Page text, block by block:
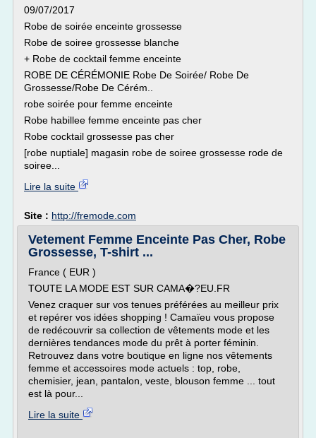
09/07/2017
Robe de soirée enceinte grossesse
Robe de soiree grossesse blanche
+ Robe de cocktail femme enceinte
ROBE DE CÉRÉMONIE Robe De Soirée/ Robe De
Grossesse/Robe De Cérém..
robe soirée pour femme enceinte
Robe habillee femme enceinte pas cher
Robe cocktail grossesse pas cher
[robe nuptiale] magasin robe de soiree grossesse rode de
soiree...
Lire la suite
Site : http://fremode.com
Vetement Femme Enceinte Pas Cher, Robe
Grossesse, T-shirt ...
France ( EUR )
TOUTE LA MODE EST SUR CAMA�?EU.FR
Venez craquer sur vos tenues préférées au meilleur prix
et repérer vos idées shopping ! Camaïeu vous propose
de redécouvrir sa collection de vêtements mode et les
dernières tendances mode du prêt à porter féminin.
Retrouvez dans votre boutique en ligne nos vêtements
femme et accessoires mode actuels : top, robe,
chemisier, jean, pantalon, veste, blouson femme ... tout
est là pour...
Lire la suite